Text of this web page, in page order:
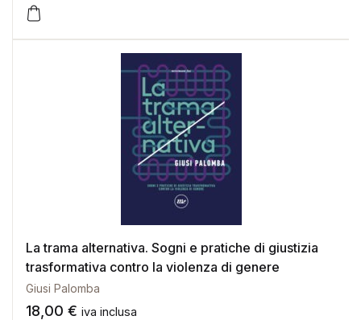
La trama alternativa. Sogni e pratiche di giustizia
trasformativa contro la violenza di genere
Giusi Palomba
18,00 € iva inclusa